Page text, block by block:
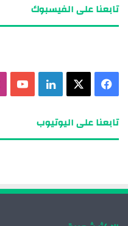
تابعنا على الفيسبوك
تابعنا على اليوتيوب